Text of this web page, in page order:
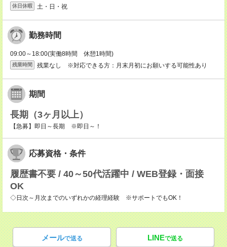
休日休暇 土・日・祝
勤務時間
09:00～18:00(実働8時間 休憩1時間)
残業時間 残業なし ※対応できる方：月末月初にお願いする可能性あり
期間
長期（3ヶ月以上）
【急募】即日～長期 ※即日～！
応募資格・条件
履歴書不要 / 40～50代活躍中 / WEB登録・面接
OK
◇日次～月次までのいずれかの経理経験 ※サポートでもOK！
メールで送る LINEで送る